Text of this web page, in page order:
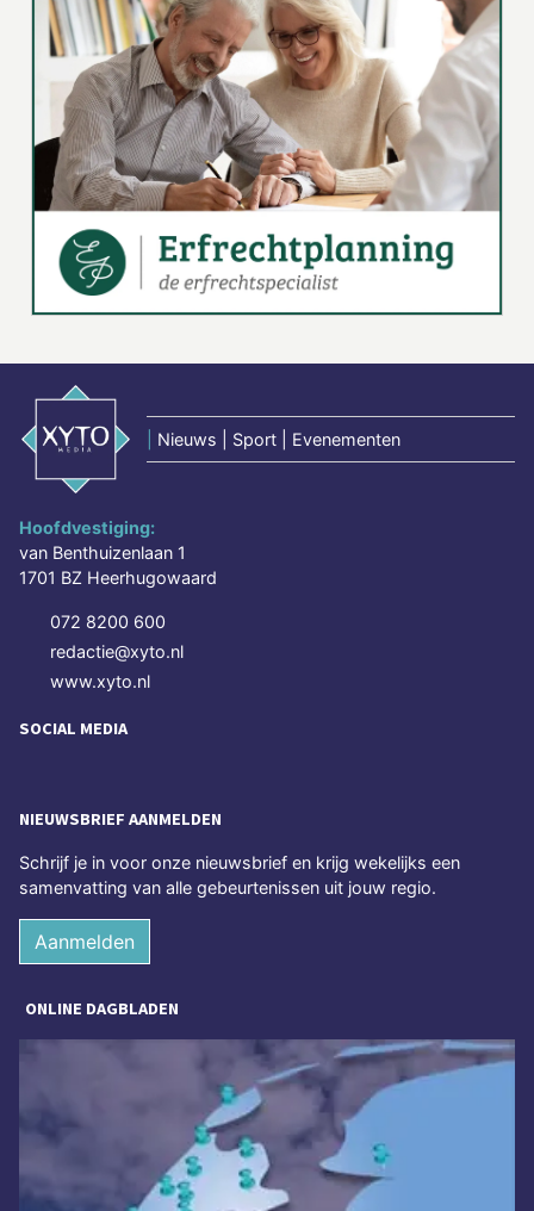
Nieuws | Sport | Evenementen
Hoofdvestiging:
van Benthuizenlaan 1
1701 BZ Heerhugowaard
072 8200 600
redactie@xyto.nl
www.xyto.nl
SOCIAL MEDIA
NIEUWSBRIEF AANMELDEN
Schrijf je in voor onze nieuwsbrief en krijg wekelijks een
samenvatting van alle gebeurtenissen uit jouw regio.
Aanmelden
ONLINE DAGBLADEN